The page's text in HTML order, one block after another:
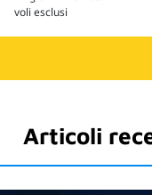
voli esclusi
Articoli